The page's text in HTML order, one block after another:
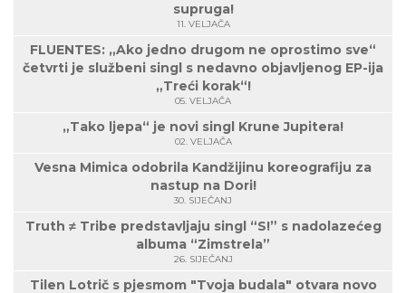
supruga!
11. VELJAČA
FLUENTES: „Ako jedno drugom ne oprostimo sve“
četvrti je službeni singl s nedavno objavljenog EP-ija
„Treći korak“!
05. VELJAČA
„Tako ljepa“ je novi singl Krune Jupitera!
02. VELJAČA
Vesna Mimica odobrila Kandžijinu koreografiju za
nastup na Dori!
30. SIJEČANJ
Truth ≠ Tribe predstavljaju singl “S!” s nadolazećeg
albuma “Zimstrela”
26. SIJEČANJ
Tilen Lotrič s pjesmom "Tvoja budala" otvara novo